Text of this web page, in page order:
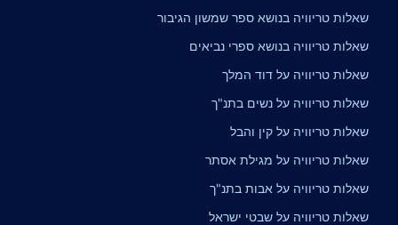
שאלות טריוויה בנושא ספר שמשון הגיבור
שאלות טריוויה בנושא ספרי נביאים
שאלות טריוויה על דוד המלך
שאלות טריוויה על נשים בתנ"ך
שאלות טריוויה על קין והבל
שאלות טריוויה על מגילת אסתר
שאלות טריוויה על אבות בתנ"ך
שאלות טריוויה על שבטי ישראל